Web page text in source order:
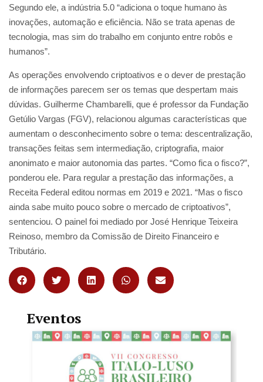
Segundo ele, a indústria 5.0 “adiciona o toque humano às
inovações, automação e eficiência. Não se trata apenas de
tecnologia, mas sim do trabalho em conjunto entre robôs e
humanos”.
As operações envolvendo criptoativos e o dever de prestação
de informações parecem ser os temas que despertam mais
dúvidas. Guilherme Chambarelli, que é professor da Fundação
Getúlio Vargas (FGV), relacionou algumas características que
aumentam o desconhecimento sobre o tema: descentralização,
transações feitas sem intermediação, criptografia, maior
anonimato e maior autonomia das partes. “Como fica o fisco?”,
ponderou ele. Para regular a prestação das informações, a
Receita Federal editou normas em 2019 e 2021. “Mas o fisco
ainda sabe muito pouco sobre o mercado de criptoativos”,
sentenciou. O painel foi mediado por José Henrique Teixeira
Reinoso, membro da Comissão de Direito Financeiro e
Tributário.
Eventos